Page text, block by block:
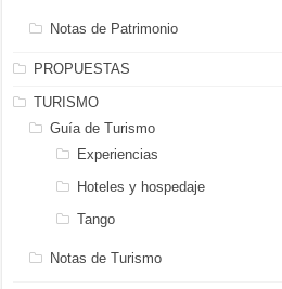
Notas de Patrimonio
PROPUESTAS
TURISMO
Guía de Turismo
Experiencias
Hoteles y hospedaje
Tango
Notas de Turismo